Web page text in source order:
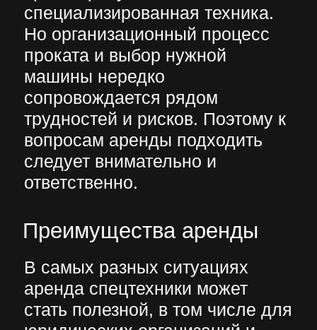
В самых разных ситуациях
аренда спецтехники может
стать полезной, в том числе для
юридических организаций и
частных лиц.
Независимо от того, для каких
работ и какая именно
спецтехника необходима —
аренда может оказаться
наиболее рациональным
вариативность выбора —
арендовать можно машину с
требуемой мощностью,
грузоподъёмностью и другими
техническими
характеристиками,
Преимущества аренды